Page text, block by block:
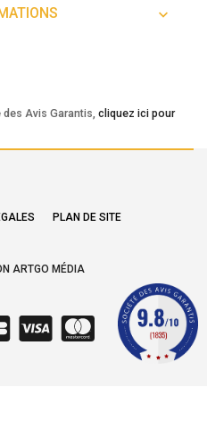

Avis Garantis, cliquez ici pour
PLAN DE SITE
ARTGO MÉDIA